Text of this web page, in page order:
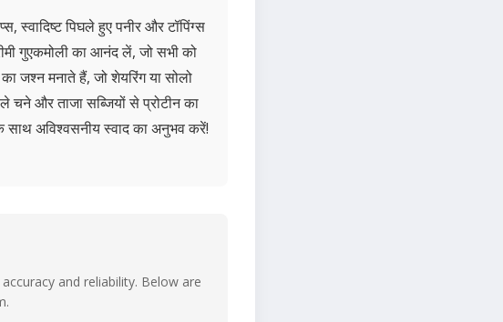
स्वादिष्ट पिघले हुए पनीर और टॉपिंग्स
गुएकमोली का आनंद लें, जो सभी को
जश्न मनाते हैं, जो शेयरिंग या सोलो
और ताजा सब्जियों से प्रोटीन का
अविश्वसनीय स्वाद का अनुभव करें!
and reliability. Below are